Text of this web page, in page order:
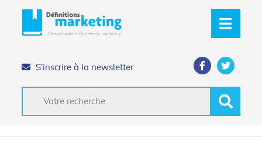
S'inscrire à la newsletter